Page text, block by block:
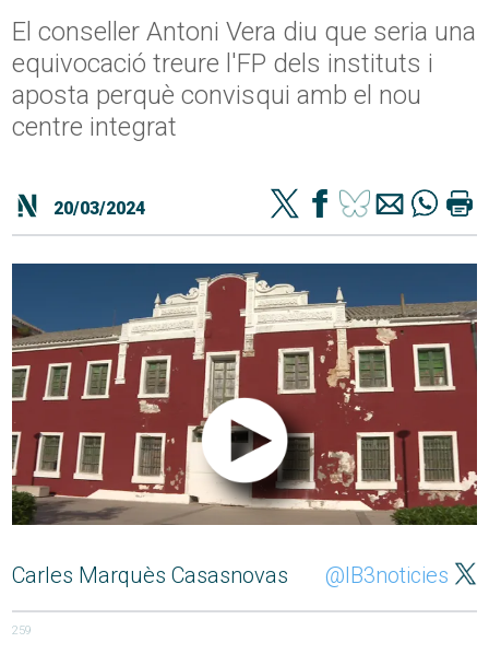
El conseller Antoni Vera diu que seria una
equivocació treure l'FP dels instituts i
aposta perquè convisqui amb el nou
centre integrat
20/03/2024
Carles Marquès Casasnovas @IB3noticies
259